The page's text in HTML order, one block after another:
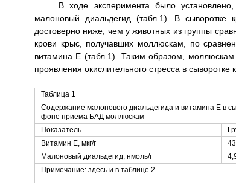
В ходе эксперимента было
малоновый диальдегид (табл.1). В сыворотке
достоверно ниже, чем у животных из группы
крови крыс, получавших моллюскам, по
витамина Е (табл.1). Таким образом,
проявления окислительного стресса в сыворотке
Таблица 1
Содержание малонового диальдегида и витамина Е в
фоне приема БАД моллюскам
Показатель
Витамин Е, мкг/г
Малоновый диальдегид, нмоль/г
Примечание: здесь и в таблице 2